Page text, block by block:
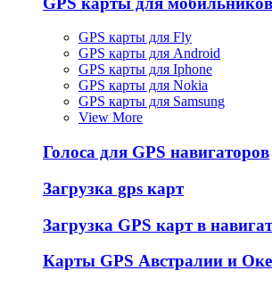
GPS карты для Fly
GPS карты для Android
GPS карты для Iphone
GPS карты для Nokia
GPS карты для Samsung
View More
Голоса для GPS навигаторов
Загрузка gps карт
Загрузка GPS карт в
Карты GPS Австралии и